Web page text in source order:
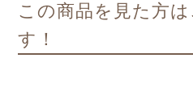
この商品を見た方
す！